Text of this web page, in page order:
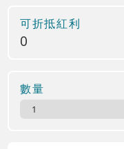
可折抵紅利
0
數量